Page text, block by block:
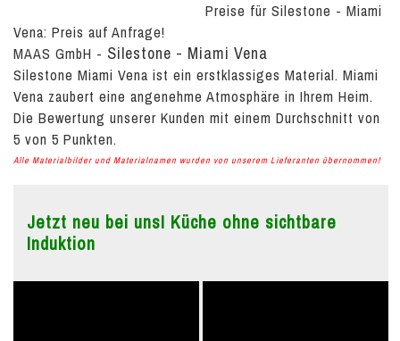
Preise für Silestone - Miami
Vena: Preis auf Anfrage!
MAAS GmbH - Silestone - Miami Vena
Silestone Miami Vena ist ein erstklassiges Material. Miami
Vena zaubert eine angenehme Atmosphäre in Ihrem Heim.
Die Bewertung unserer Kunden mit einem Durchschnitt von
5 von 5 Punkten.
Alle Materialbilder und Materialnamen wurden von unserem Lieferanten übernommen!
Jetzt neu bei uns! Küche ohne sichtbare
Induktion